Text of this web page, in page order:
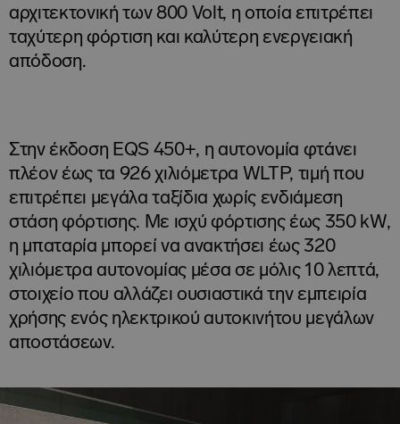
αρχιτεκτονική των 800 Volt, η οποία επιτρέπει
ταχύτερη φόρτιση και καλύτερη ενεργειακή
απόδοση.
Στην έκδοση EQS 450+, η αυτονομία φτάνει
πλέον έως τα 926 χιλιόμετρα WLTP, τιμή που
επιτρέπει μεγάλα ταξίδια χωρίς ενδιάμεση
στάση φόρτισης. Με ισχύ φόρτισης έως 350 kW,
η μπαταρία μπορεί να ανακτήσει έως 320
χιλιόμετρα αυτονομίας μέσα σε μόλις 10 λεπτά,
στοιχείο που αλλάζει ουσιαστικά την εμπειρία
χρήσης ενός ηλεκτρικού αυτοκινήτου μεγάλων
αποστάσεων.